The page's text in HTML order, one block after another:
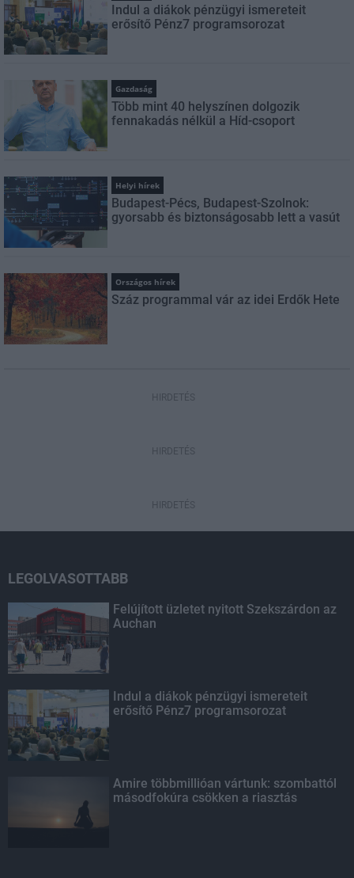
Indul a diákok pénzügyi ismereteit
erősítő Pénz7 programsorozat
Gazdaság
Több mint 40 helyszínen dolgozik
fennakadás nélkül a Híd-csoport
Helyi hírek
Budapest-Pécs, Budapest-Szolnok:
gyorsabb és biztonságosabb lett a vasút
Országos hírek
Száz programmal vár az idei Erdők Hete
HIRDETÉS
HIRDETÉS
HIRDETÉS
LEGOLVASOTTABB
Felújított üzletet nyitott Szekszárdon az
Auchan
Indul a diákok pénzügyi ismereteit
erősítő Pénz7 programsorozat
Amire többmillióan vártunk: szombattól
másodfokúra csökken a riasztás